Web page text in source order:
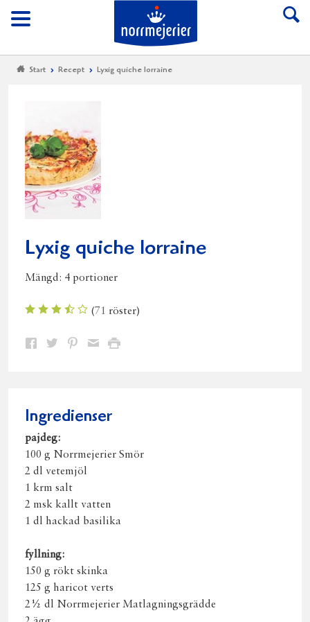
Meny
Till Norrmejerier
Start Recept Lyxig quiche lorraine
Lyxig quiche lorraine
Mängd: 4 portioner
(71 röster)
Dela Dela Dela DelaSkriv
Ingredienser
pajdeg:
100 g Norrmejerier Smör
2 dl vetemjöl
1 krm salt
2 msk kallt vatten
1 dl hackad basilika
fyllning:
150 g rökt skinka
125 g haricot verts
2½ dl Norrmejerier Matlagningsgrädde